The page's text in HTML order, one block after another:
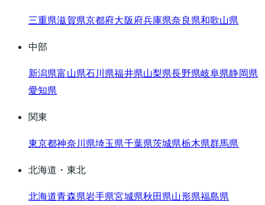
三重県滋賀県京都府大阪府兵庫県奈良県和歌山県
中部
新潟県富山県石川県福井県山梨県長野県岐阜県静岡県
愛知県
関東
東京都神奈川県埼玉県千葉県茨城県栃木県群馬県
北海道・東北
北海道青森県岩手県宮城県秋田県山形県福島県